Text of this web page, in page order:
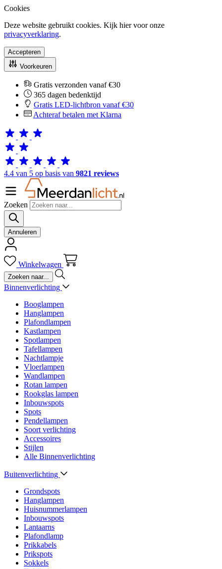
Cookies
Deze website gebruikt cookies. Kijk hier voor onze
privacyverklaring.
Accepteren
Voorkeuren
Gratis verzonden vanaf €30
365 dagen bedenktijd
Gratis LED-lichtbron vanaf €30
Achteraf betalen met Klarna
4.4 van 5 op basis van 9821 reviews
Zoeken
Annuleren
Winkelwagen
Binnenverlichting
Booglampen
Hanglampen
Plafondlampen
Kastlampen
Spotlampen
Tafellampen
Nachtlampje
Vloerlampen
Wandlampen
Rotan lampen
Rookglas lampen
Inbouwspots
Spots
Pendellampen
Soort verlichting
Accessoires
Stijlen
Alle Binnenverlichting
Buitenverlichting
Grondspots
Hanglampen
Huisnummerlampen
Inbouwspots
Lantaarns
Plafondlamp
Prikkabels
Prikspots
Sokkels